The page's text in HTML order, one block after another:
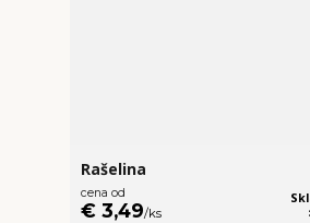
Rašelina
cena od
€ 3,49/ks